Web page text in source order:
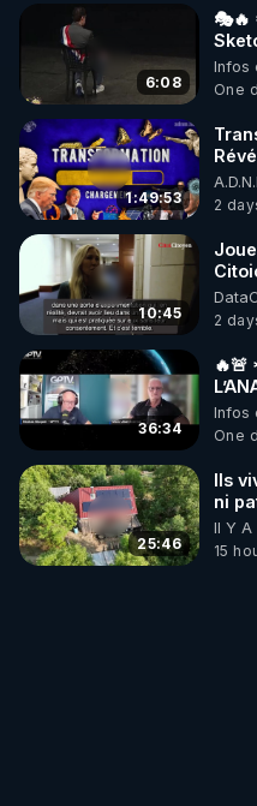
"On ne change jamais
réalité existante. Pour
construisez un
l'ancien."  Buckminster
Linus Pauling, prix
de chimie  :
de l’avenir».
6:08
Infos
One
1:49:53
07/
2
10:45
2
36:34
🔥🚨
SUR
🔥🌲
Infos
One
25:46
Ils
ni
Il Y A
15